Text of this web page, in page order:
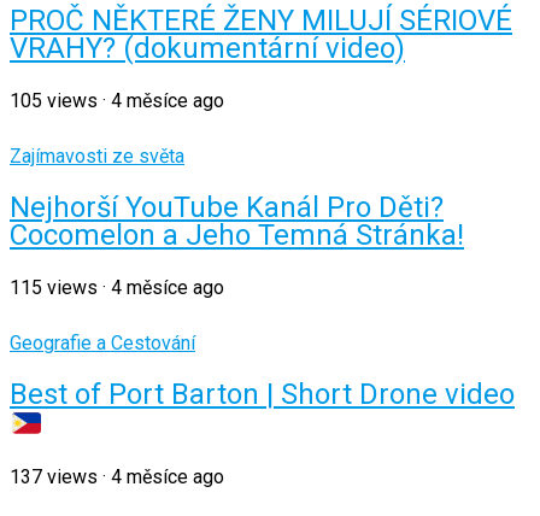
PROČ NĚKTERÉ ŽENY MILUJÍ SÉRIOVÉ
VRAHY? (dokumentární video)
105 views · 4 měsíce ago
Zajímavosti ze světa
Nejhorší YouTube Kanál Pro Děti?
Cocomelon a Jeho Temná Stránka!
115 views · 4 měsíce ago
Geografie a Cestování
Best of Port Barton | Short Drone video
137 views · 4 měsíce ago